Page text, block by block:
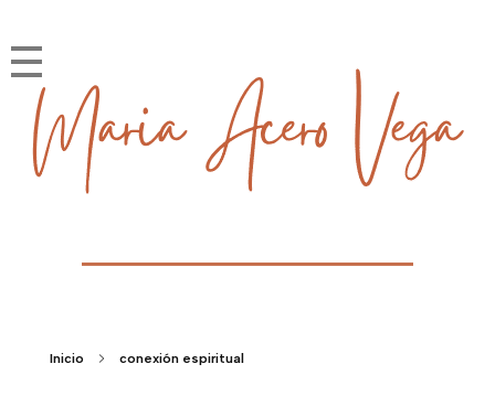
Inicio conexión espiritual